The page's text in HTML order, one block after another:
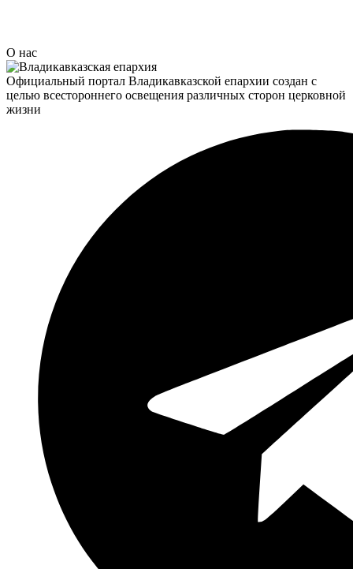
О нас
Официальный портал Владикавказской епархии создан c
целью всестороннего освещения различных сторон церковной
жизни